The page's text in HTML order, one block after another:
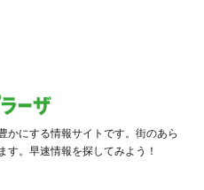
かにする情報サイトです。街のあら
す。早速情報を探してみよう！